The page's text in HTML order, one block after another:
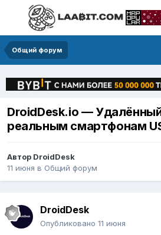
Общий форум
DroidDesk.io —
реальным смартфонам
Автор DroidDesk
11 июня в Общий форум
DroidDesk
Опубликовано 11 июня